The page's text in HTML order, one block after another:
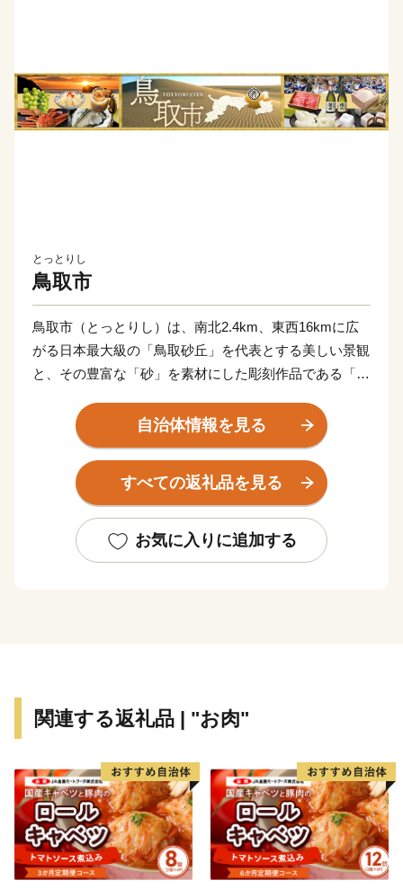
とっとりし
鳥取市
鳥取市（とっとりし）は、南北2.4km、東西16kmに広
がる日本最大級の「鳥取砂丘」を代表とする美しい景観
と、その豊富な「砂」を素材にした彫刻作品である「砂
り、市街地に温泉が湧くほどの湯どころです。
また、松葉ガニや白イカ、岩ガキといった日本海の味覚
に加え、特産品の二十世紀梨や砂丘らっきょうなど魅力
的な食の宝庫で、四季を通じて多くの観光客で賑わいま
自治体情報を見る
すべての返礼品を見る
お気に入りに追加する
関連する返礼品 | "お肉"